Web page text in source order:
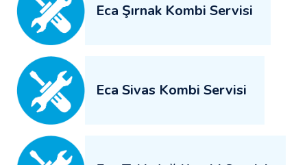
Eca Şırnak Kombi Servisi
Eca Sivas Kombi Servisi